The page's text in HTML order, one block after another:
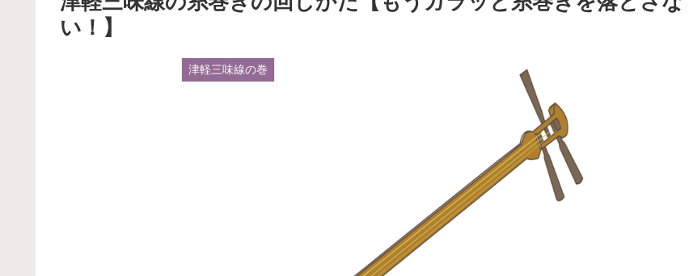
い！】
津軽三味線の巻